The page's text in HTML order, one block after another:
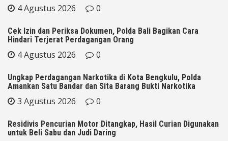
4 Agustus 2026 0
Cek Izin dan Periksa Dokumen, Polda Bali Bagikan Cara
Hindari Terjerat Perdagangan Orang
4 Agustus 2026 0
Ungkap Perdagangan Narkotika di Kota Bengkulu, Polda
Amankan Satu Bandar dan Sita Barang Bukti Narkotika
3 Agustus 2026 0
Residivis Pencurian Motor Ditangkap, Hasil Curian Digunakan
untuk Beli Sabu dan Judi Daring